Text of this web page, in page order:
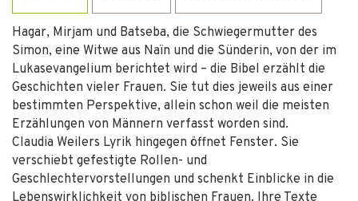
Hagar, Mirjam und Batseba, die Schwiegermutter des
Simon, eine Witwe aus Naïn und die Sünderin, von der im
Lukasevangelium berichtet wird – die Bibel erzählt die
Geschichten vieler Frauen. Sie tut dies jeweils aus einer
bestimmten Perspektive, allein schon weil die meisten
Erzählungen von Männern verfasst worden sind.
Claudia Weilers Lyrik hingegen öffnet Fenster. Sie
verschiebt gefestigte Rollen- und
Geschlechtervorstellungen und schenkt Einblicke in die
Lebenswirklichkeit von biblischen Frauen. Ihre Texte